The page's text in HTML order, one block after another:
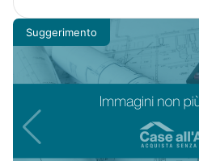
Suggerimento